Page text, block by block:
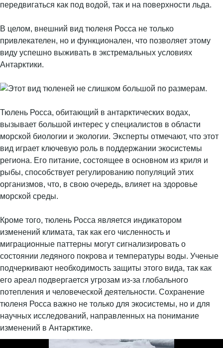
передвигаться как под водой, так и на поверхности льда.
В целом, внешний вид тюленя Росса не только
привлекателен, но и функционален, что позволяет этому
виду успешно выживать в экстремальных условиях
Антарктики.
Тюлень Росса, обитающий в антарктических водах,
вызывает большой интерес у специалистов в области
морской биологии и экологии. Эксперты отмечают, что этот
вид играет ключевую роль в поддержании экосистемы
региона. Его питание, состоящее в основном из криля и
рыбы, способствует регулированию популяций этих
организмов, что, в свою очередь, влияет на здоровье
морской среды.
Кроме того, тюлень Росса является индикатором
изменений климата, так как его численность и
миграционные паттерны могут сигнализировать о
состоянии ледяного покрова и температуры воды. Ученые
подчеркивают необходимость защиты этого вида, так как
его ареал подвергается угрозам из-за глобального
потепления и человеческой деятельности. Сохранение
тюленя Росса важно не только для экосистемы, но и для
научных исследований, направленных на понимание
изменений в Антарктике.